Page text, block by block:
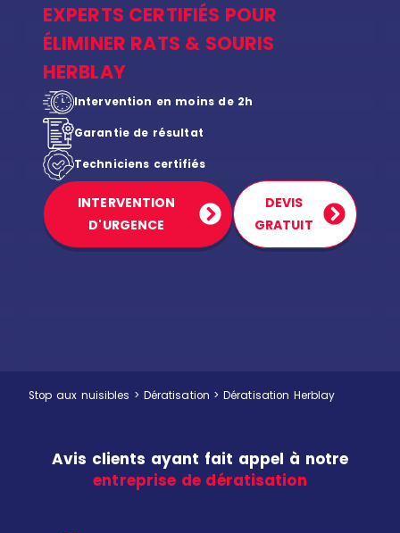
EXPERTS CERTIFIÉS POUR
ÉLIMINER RATS & SOURIS
HERBLAY
Intervention en moins de 2h
Garantie de résultat
Techniciens certifiés
INTERVENTION
D'URGENCE
DEVIS
GRATUIT
Stop aux nuisibles > Dératisation >Dératisation Herblay
Avis clients ayant fait appel à notre
entreprise de dératisation